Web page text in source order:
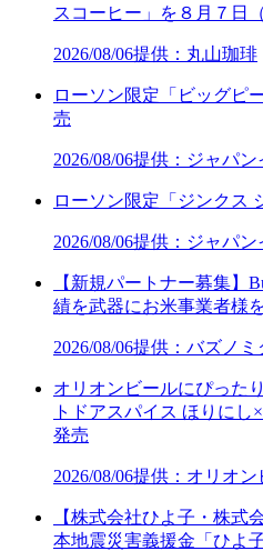
スコーヒー」を８月７日
2026/08/06提供：丸山珈琲
ローソン限定「ビッグピ
売
2026/08/06提供：ジャパン
ローソン限定「ジンクス
2026/08/06提供：ジャパン
【新規パートナー募集】
績を武器にお米事業者様
2026/08/06提供：バズノミ
オリオンビールにぴった
トドアスパイス ほりにし
発売
2026/08/06提供：オリオン
【株式会社ひよ子・株式
本地震災害義援金「ひよ